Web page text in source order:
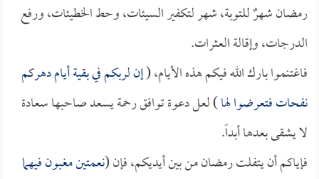
رمضان شهرٌ للتوبة، شهر لتكفير السيئات، وحط الخطيئات، ورفع
الدرجات، وإقالة العثرات.
فاغتنموا بارك الله فيكم هذه الأيام، (إن لربكم في بقية أيام دهركم
نفحات فتعرضوا لها) لعل دعوة توافق رحمة يسعد صاحبها سعادة
لا يشقى بعدها أبداً.
فإياكم أن يتفلت رمضان من بين أيديكم، فإن (نعمتين مغبون فيهما